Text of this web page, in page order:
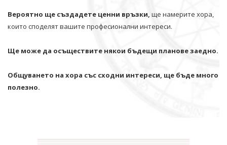
Вероятно ще създадете ценни връзки, ще намерите хора,
които споделят вашите професионални интереси.
Ще може да осъществите някои бъдещи планове заедно.
Общуването на хора със сходни интереси, ще бъде много
полезно.